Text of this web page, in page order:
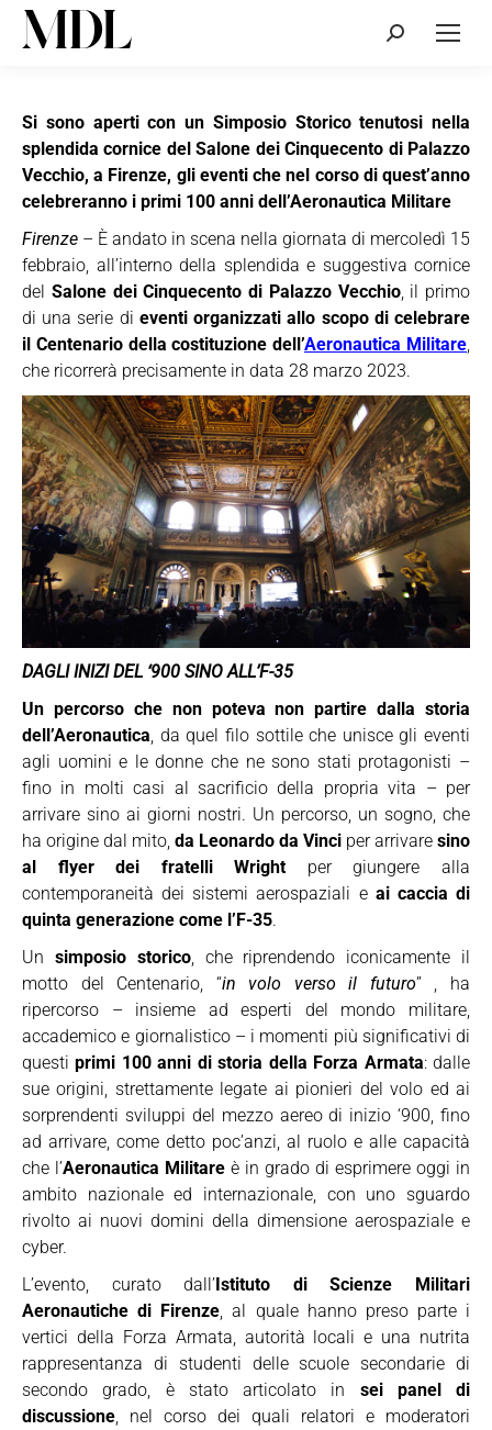
Cerca:
Si sono aperti con un Simposio Storico tenutosi nella
splendida cornice del Salone dei Cinquecento di Palazzo
Vecchio, a Firenze, gli eventi che nel corso di quest’anno
celebreranno i primi 100 anni dell’Aeronautica Militare
Firenze – È andato in scena nella giornata di mercoledì 15
febbraio, all’interno della splendida e suggestiva cornice
del Salone dei Cinquecento di Palazzo Vecchio, il primo
di una serie di eventi organizzati allo scopo di celebrare
il Centenario della costituzione dell’Aeronautica Militare,
che ricorrerà precisamente in data 28 marzo 2023.
DAGLI INIZI DEL ‘900 SINO ALL’F-35
Un percorso che non poteva non partire dalla storia
dell’Aeronautica , da quel filo sottile che unisce gli eventi
agli uomini e le donne che ne sono stati protagonisti –
fino in molti casi al sacrificio della propria vita – per
arrivare sino ai giorni nostri. Un percorso, un sogno, che
ha origine dal mito, da Leonardo da Vinci per arrivare sino
al flyer dei fratelli Wrightper giungere alla
contemporaneità dei sistemi aerospaziali e ai caccia di
quinta generazione come l’F-35.
Un simposio storico, che riprendendo iconicamente il
motto del Centenario, “in volo verso il futuro” , ha
ripercorso – insieme ad esperti del mondo militare,
accademico e giornalistico – i momenti più significativi di
questiprimi 100 anni di storia della Forza Armata: dalle
sue origini, strettamente legate ai pionieri del volo ed ai
sorprendenti sviluppi del mezzo aereo di inizio ‘900, fino
ad arrivare, come detto poc’anzi, al ruolo e alle capacità
che l’Aeronautica Militare è in grado di esprimere oggi in
ambito nazionale ed internazionale, con uno sguardo
rivolto ai nuovi domini della dimensione aerospaziale e
cyber.
L’evento, curato dall’Istituto di Scienze Militari
Aeronautiche di Firenze , al quale hanno preso parte i
vertici della Forza Armata, autorità locali e una nutrita
rappresentanza di studenti delle scuole secondarie di
secondo grado, è stato articolato in sei panel di
discussione , nel corso dei quali relatori e moderatori